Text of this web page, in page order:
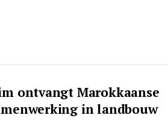
ontvangt Marokkaanse
in landbouw